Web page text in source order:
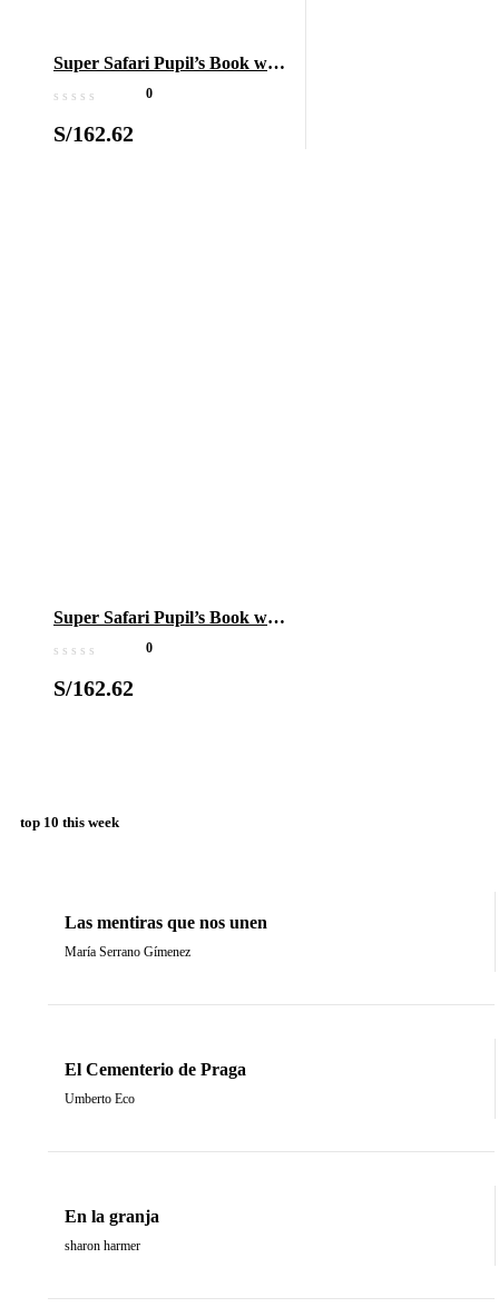
Super Safari Pupil’s Book with
DVD-ROM 3
0
S/162.62
Super Safari Pupil’s Book with
DVD-ROM 1
0
S/162.62
top 10 this week
Las mentiras que nos unen
María Serrano Gímenez
El Cementerio de Praga
Umberto Eco
En la granja
sharon harmer